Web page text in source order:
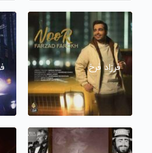
فرزاد فرخ